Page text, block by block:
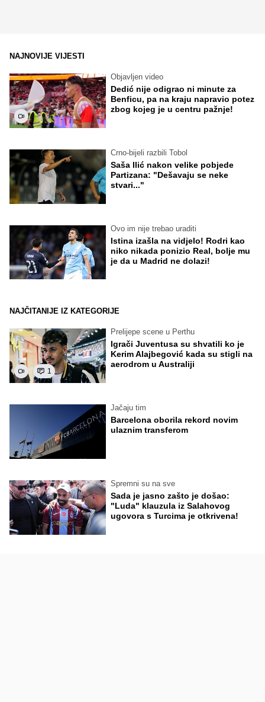
NAJNOVIJE VIJESTI
Objavljen video
Dedić nije odigrao ni minute za
Benficu, pa na kraju napravio potez
zbog kojeg je u centru pažnje!
Crno-bijeli razbili Tobol
Saša Ilić nakon velike pobjede
Partizana: "Dešavaju se neke
stvari..."
Ovo im nije trebao uraditi
Istina izašla na vidjelo! Rodri kao
niko nikada ponizio Real, bolje mu
je da u Madrid ne dolazi!
NAJČITANIJE IZ KATEGORIJE
1
Prelijepe scene u Perthu
Igrači Juventusa su shvatili ko je
Kerim Alajbegović kada su stigli na
aerodrom u Australiji
Jačaju tim
Barcelona oborila rekord novim
ulaznim transferom
Spremni su na sve
Sada je jasno zašto je došao:
"Luda" klauzula iz Salahovog
ugovora s Turcima je otkrivena!